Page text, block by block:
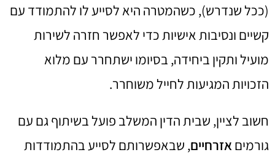
(ככל שנדרש), כשהמטרה היא לסייע לו להתמודד עם
קשיים ונסיבות אישיות כדי לאפשר חזרה לשירות
מועיל ותקין ביחידה, בסיומו ישתחרר עם מלוא
הזכויות המגיעות לחייל משוחרר.
חשוב לציין, שבית הדין המשלב פועל בשיתוף גם עם
גורמיםאזרחיים, שבאפשרותם לסייע בהתמודדות